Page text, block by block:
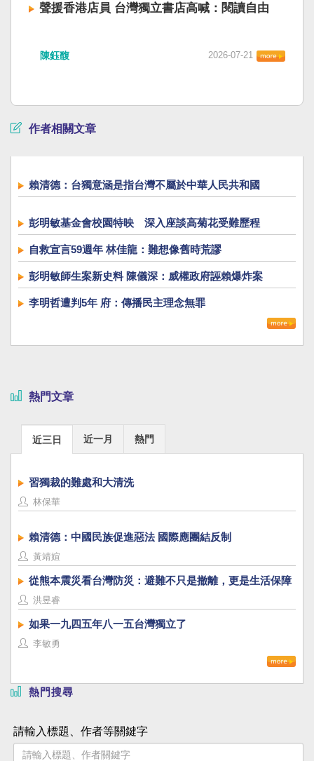
聲援香港店員 台灣獨立書店高喊：閱讀自由
陳鈺馥 2026-07-21
作者相關文章
賴清德：台獨意涵是指台灣不屬於中華人民共和國
彭明敏基金會校園特映 深入座談高菊花受難歷程
自救宣言59週年 林佳龍：難想像舊時荒謬
彭明敏師生案新史料 陳儀深：威權政府誣賴爆炸案
李明哲遭判5年 府：傳播民主理念無罪
熱門文章
近三日 近一月 熱門
習獨裁的難處和大清洗
林保華
賴清德：中國民族促進惡法 國際應團結反制
黃靖媗
從熊本震災看台灣防災：避難不只是撤離，更是生活保障
洪昱睿
如果一九四五年八一五台灣獨立了
李敏勇
熱門搜尋
請輸入標題、作者等關鍵字